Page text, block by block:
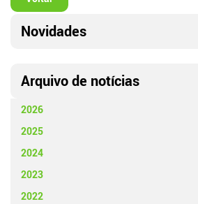
Novidades
Arquivo de notícias
2026
2025
2024
2023
2022